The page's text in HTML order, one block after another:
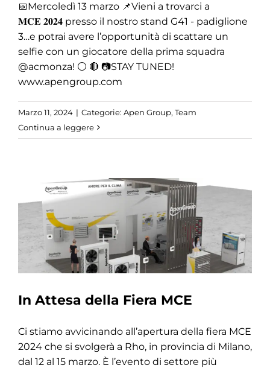
📅Mercoledì 13 marzo 📌Vieni a trovarci a
𝐌𝐂𝐄 𝟐𝟎𝟐𝟒 presso il nostro stand G41 - padiglione
3…e potrai avere l’opportunità di scattare un
selfie con un giocatore della prima squadra
@acmonza! ⚪ 🔴 📷STAY TUNED!
www.apengroup.com
Marzo 11, 2024 | Categorie: Apen Group, Team
Continua a leggere
In Attesa della Fiera MCE
Ci stiamo avvicinando all’apertura della fiera MCE
2024 che si svolgerà a Rho, in provincia di Milano,
dal 12 al 15 marzo. È l’evento di settore più